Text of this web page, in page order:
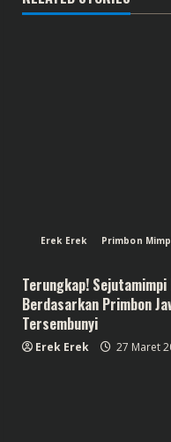
Erek Erek Primbon
Terungkap!
Berdasarkan Primbon
Tersembunyi
Erek Erek 27 Maret